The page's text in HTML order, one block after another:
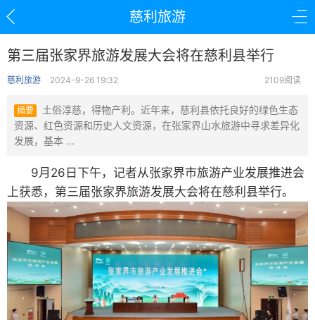
慈利旅游
第三届张家界旅游发展大会将在慈利县举行
慈利旅游 2024-9-26 19:32 2109阅读
摘要
土俗淳慈，得物产利。近年来，慈利县依托良好的绿色生态
资源、红色资源和历史人文资源，在张家界山水旅游中寻求差异化
发展，基本 ...
9月26日下午，记者从张家界市旅游产业发展推进会
上获悉，第三届张家界旅游发展大会将在慈利县举行。